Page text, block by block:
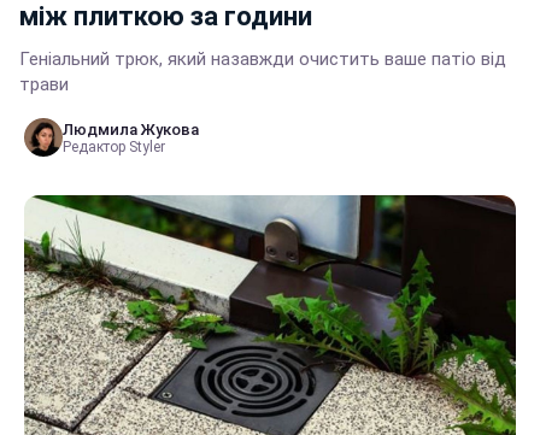
між плиткою за години
Геніальний трюк, який назавжди очистить ваше патіо від
трави
Людмила Жукова
Редактор Styler